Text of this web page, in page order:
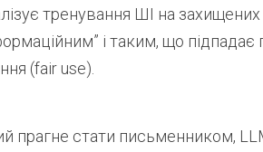
тренування ШІ на
і таким, що підпадає
(fair use).
прагне стати письменником,